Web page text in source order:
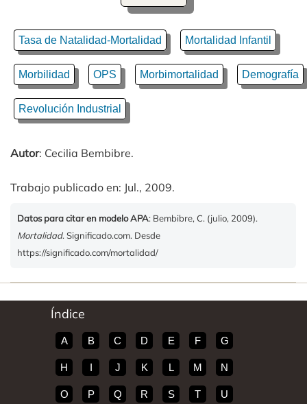
Tasa de Natalidad-Mortalidad Mortalidad Infantil
Morbilidad OPS Morbimortalidad Demografía
Revolución Industrial
Autor: Cecilia Bembibre.
Trabajo publicado en: Jul., 2009.
Datos para citar en modelo APA: Bembibre, C. (julio, 2009).
Mortalidad. Significado.com. Desde
https://significado.com/mortalidad/
Índice
A B C D E F G
H I J K L M N
O P Q R S T U